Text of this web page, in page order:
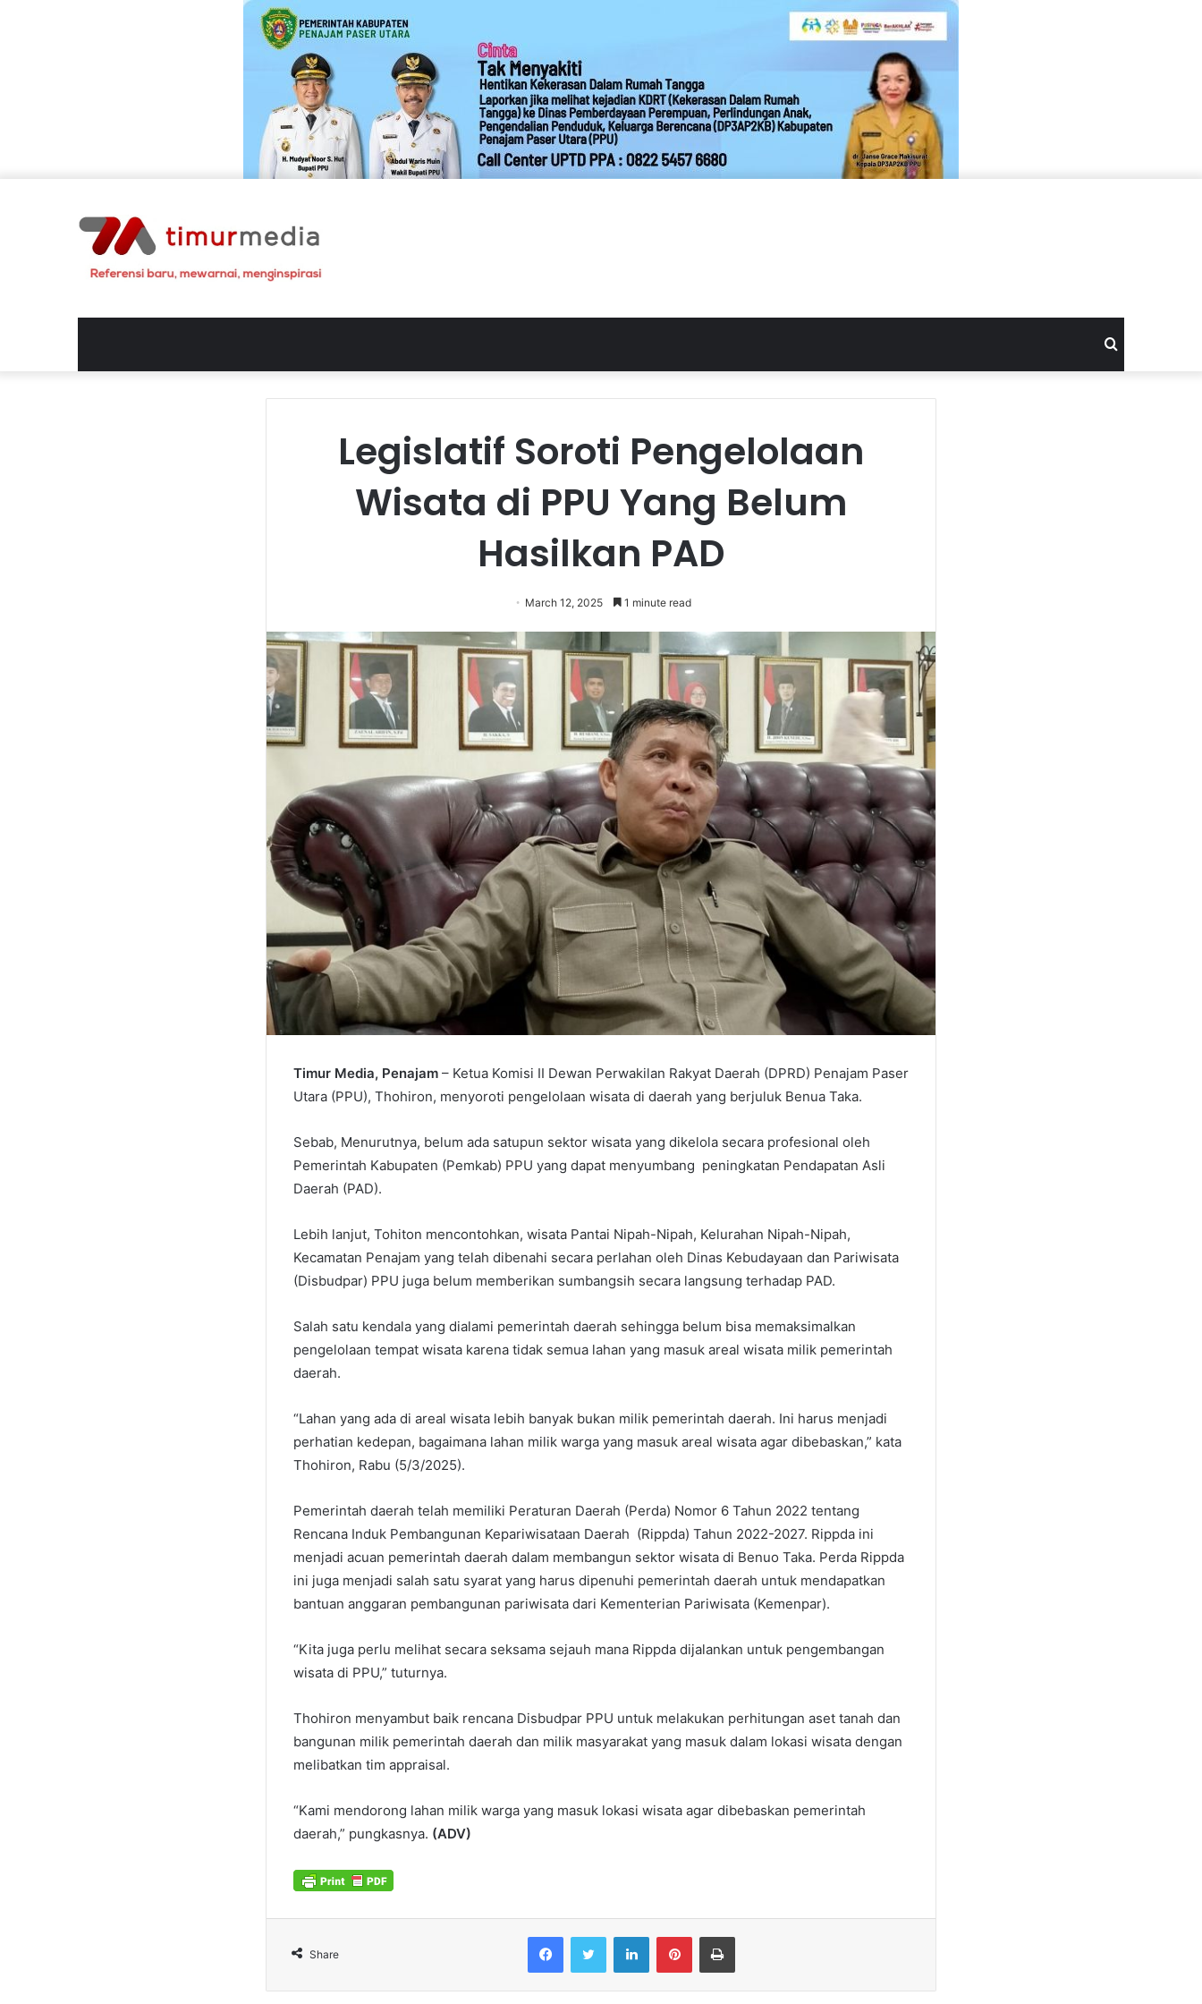
Legislatif Soroti Pengelolaan
Wisata di PPU Yang Belum
Hasilkan PAD
March 12, 2025 1 minute read
Timur Media, Penajam – Ketua Komisi II Dewan Perwakilan Rakyat Daerah (DPRD) Penajam Paser
Utara (PPU), Thohiron, menyoroti pengelolaan wisata di daerah yang berjuluk Benua Taka.
Sebab, Menurutnya, belum ada satupun sektor wisata yang dikelola secara profesional oleh
Pemerintah Kabupaten (Pemkab) PPU yang dapat menyumbang peningkatan Pendapatan Asli
Daerah (PAD).
Lebih lanjut, Tohiton mencontohkan, wisata Pantai Nipah-Nipah, Kelurahan Nipah-Nipah,
Kecamatan Penajam yang telah dibenahi secara perlahan oleh Dinas Kebudayaan dan Pariwisata
(Disbudpar) PPU juga belum memberikan sumbangsih secara langsung terhadap PAD.
Salah satu kendala yang dialami pemerintah daerah sehingga belum bisa memaksimalkan
pengelolaan tempat wisata karena tidak semua lahan yang masuk areal wisata milik pemerintah
daerah.
“Lahan yang ada di areal wisata lebih banyak bukan milik pemerintah daerah. Ini harus menjadi
perhatian kedepan, bagaimana lahan milik warga yang masuk areal wisata agar dibebaskan,” kata
Thohiron, Rabu (5/3/2025).
Pemerintah daerah telah memiliki Peraturan Daerah (Perda) Nomor 6 Tahun 2022 tentang
Rencana Induk Pembangunan Kepariwisataan Daerah (Rippda) Tahun 2022-2027. Rippda ini
menjadi acuan pemerintah daerah dalam membangun sektor wisata di Benuo Taka. Perda Rippda
ini juga menjadi salah satu syarat yang harus dipenuhi pemerintah daerah untuk mendapatkan
bantuan anggaran pembangunan pariwisata dari Kementerian Pariwisata (Kemenpar).
“Kita juga perlu melihat secara seksama sejauh mana Rippda dijalankan untuk pengembangan
wisata di PPU,” tuturnya.
Thohiron menyambut baik rencana Disbudpar PPU untuk melakukan perhitungan aset tanah dan
bangunan milik pemerintah daerah dan milik masyarakat yang masuk dalam lokasi wisata dengan
melibatkan tim appraisal.
“Kami mendorong lahan milik warga yang masuk lokasi wisata agar dibebaskan pemerintah
daerah,” pungkasnya. (ADV)
Share
FacebookTwitter LinkedInPinterestPrint